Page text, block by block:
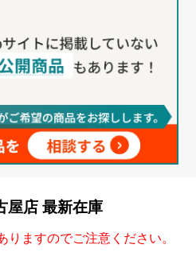
屋店 最新在庫
ますのでご注意ください。